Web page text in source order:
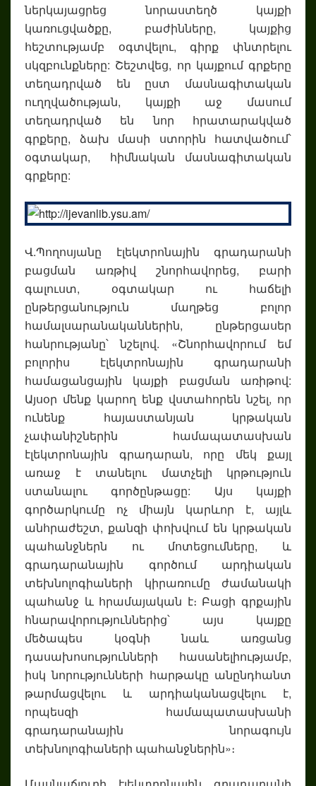
ներկայացրեց նորաստեղծ կայքի
կառուցվածքը, բաժինները, կայքից
հեշտությամբ օգտվելու, գիրք փնտրելու
սկզբունքները: Շեշտվեց, որ կայքում գրքերը
տեղադրված են ըստ մասնագիտական
ուղղվածության, կայքի աջ մասում
տեղադրված են նոր հրատարակված
գրքերը, ձախ մասի ստորին հատվածում՝
օգտակար, հիմնական մասնագիտական
գրքերը:
Վ.Պողոսյանը էլեկտրոնային գրադարանի
բացման առթիվ շնորհավորեց, բարի
գալուստ, օգտակար ու հաճելի
ընթերցանություն մաղթեց բոլոր
համալսարանականներին, ընթերցասեր
հանրությանը՝ նշելով. «Շնորհավորում եմ
բոլորիս էլեկտրոնային գրադարանի
համացանցային կայքի բացման առիթով:
Այսօր մենք կարող ենք վստահորեն նշել, որ
ունենք հայաստանյան կրթական
չափանիշներին համապատասխան
էլեկտրոնային գրադարան, որը մեկ քայլ
առաջ է տանելու մատչելի կրթություն
ստանալու գործընթացը: Այս կայքի
գործարկումը ոչ միայն կարևոր է, այլև
անհրաժեշտ, քանզի փոխվում են կրթական
պահանջներն ու մոտեցումները, և
գրադարանային գործում արդիական
տեխնոլոգիաների կիրառումը ժամանակի
պահանջ և հրամայական է։ Բացի գրքային
հնարավորություններից՝ այս կայքը
մեծապես կօգնի նաև առցանց
դասախոսությունների հասանելիությամբ,
իսկ նորությունների հարթակը անընդհանտ
թարմացվելու և արդիականացվելու է,
որպեսզի համապատասխանի
գրադարանային նորագույն
տեխնոլոգիաների պահանջներին»։